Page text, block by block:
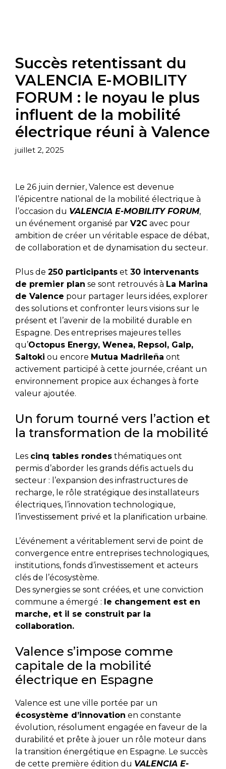
Succès retentissant du
VALENCIA E-MOBILITY
FORUM : le noyau le plus
influent de la mobilité
électrique réuni à Valence
juillet 2, 2025
Le 26 juin dernier, Valence est devenue
l’épicentre national de la mobilité électrique à
l’occasion du VALENCIA E-MOBILITY FORUM,
un événement organisé par V2C avec pour
ambition de créer un véritable espace de débat,
de collaboration et de dynamisation du secteur.
Plus de 250 participants et 30 intervenants
de premier plan se sont retrouvés à La Marina
de Valence pour partager leurs idées, explorer
des solutions et confronter leurs visions sur le
présent et l’avenir de la mobilité durable en
Espagne. Des entreprises majeures telles
qu’Octopus Energy, Wenea, Repsol, Galp,
Saltoki ou encore Mutua Madrileña ont
activement participé à cette journée, créant un
environnement propice aux échanges à forte
valeur ajoutée.
Un forum tourné vers l’action et
la transformation de la mobilité
Les cinq tables rondes thématiques ont
permis d’aborder les grands défis actuels du
secteur : l’expansion des infrastructures de
recharge, le rôle stratégique des installateurs
électriques, l’innovation technologique,
l’investissement privé et la planification urbaine.
L’événement a véritablement servi de point de
convergence entre entreprises technologiques,
institutions, fonds d’investissement et acteurs
clés de l’écosystème.
Des synergies se sont créées, et une conviction
commune a émergé : le changement est en
marche, et il se construit par la
collaboration.
Valence s’impose comme
capitale de la mobilité
électrique en Espagne
Valence est une ville portée par un
écosystème d’innovation en constante
évolution, résolument engagée en faveur de la
durabilité et prête à jouer un rôle moteur dans
la transition énergétique en Espagne. Le succès
de cette première édition du VALENCIA E-